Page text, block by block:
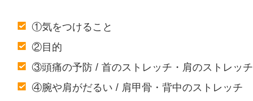
①気をつけること
②目的
③頭痛の予防 / 首のストレッチ・肩のストレッチ
④腕や肩がだるい / 肩甲骨・背中のストレッチ